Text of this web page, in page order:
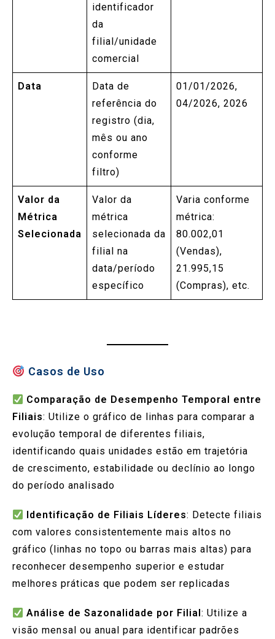
identificador
da
filial/unidade
comercial
Data
Data de
referência do
registro (dia,
mês ou ano
conforme
filtro)
01/01/2026,
04/2026, 2026
Valor da
Métrica
Selecionada
Valor da
métrica
selecionada da
filial na
data/período
específico
Varia conforme
métrica:
80.002,01
(Vendas),
21.995,15
(Compras), etc.
Casos de Uso
Comparação de Desempenho Temporal entre
Filiais: Utilize o gráfico de linhas para comparar a
evolução temporal de diferentes filiais,
identificando quais unidades estão em trajetória
de crescimento, estabilidade ou declínio ao longo
do período analisado
Identificação de Filiais Líderes: Detecte filiais
com valores consistentemente mais altos no
gráfico (linhas no topo ou barras mais altas) para
reconhecer desempenho superior e estudar
melhores práticas que podem ser replicadas
Análise de Sazonalidade por Filial: Utilize a
visão mensal ou anual para identificar padrões